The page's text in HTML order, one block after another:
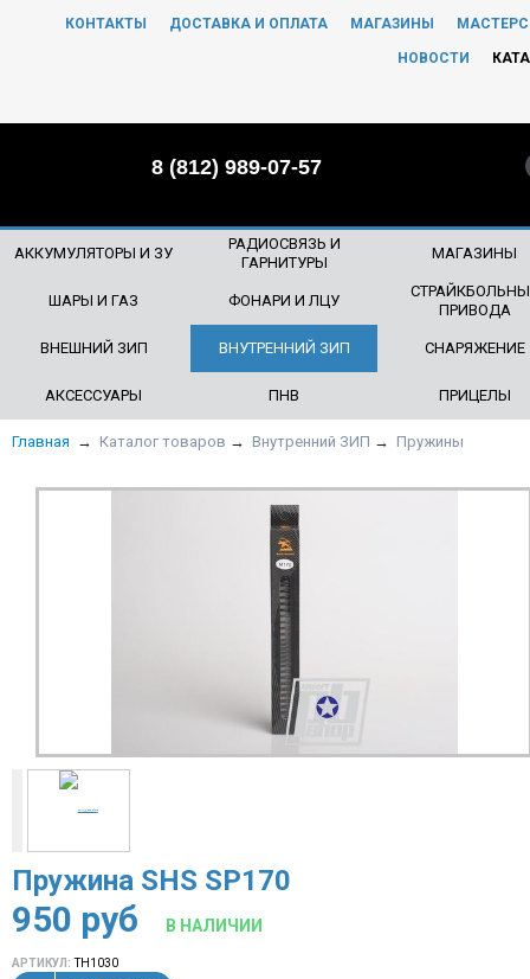
КОНТАКТЫ ДОСТАВКА И ОПЛАТА МАГАЗИНЫ
НОВОСТИ
8 (812) 989-07-57
АККУМУЛЯТОРЫ И ЗУ
РАДИОСВЯЗЬ И
ГАРНИТУРЫ
МАГАЗИНЫ
ШАРЫ И ГАЗ ФОНАРИ И ЛЦУ
ПРИВОДА
ВНЕШНИЙ ЗИП ВНУТРЕННИЙ ЗИП СНАРЯЖЕНИЕ
АКСЕССУАРЫ ПНВ ПРИЦЕЛЫ
Главная → Каталог товаров → Внутренний ЗИП → Пружины
Пружина SHS SP170
950 руб В НАЛИЧИИ
АРТИКУЛ: TH1030
ЧТО БУДЕМ ИСКАТЬ?